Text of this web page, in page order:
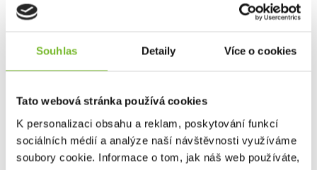
Souhlas Detaily Více o cookies
Tato webová stránka používá cookies
K personalizaci obsahu a reklam, poskytování funkcí
sociálních médií a analýze naší návštěvnosti využíváme
soubory cookie. Informace o tom, jak náš web používáte,
stylové mikiny, trička a čepice. Tyto kousky nejenže
jejich vášeň pro rybaření i v běžném životě.
Grundéns díky svému závazku k inovacím, použitým
volbou profesionálních i sportovních rybářů po celém
světě.
Bez ohledu na to, zda jste na vodě nebo trávíte čas
ve městě, Grundéns nabízí produkty, které vás udrží v
suchu, teple a stylu. Přidejte se k tisícům spokojených
zákazníků a objevte, proč je Grundéns synonymem pro